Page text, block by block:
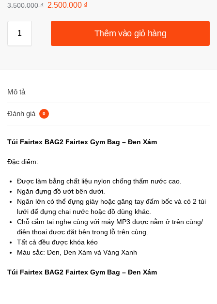
3.500.000₫ 2.500.000 ₫
Thêm vào giỏ hàng
Mô tả
Đánh giá 0
Túi Fairtex BAG2 Fairtex Gym Bag – Đen Xám
Đặc điểm:
Được làm bằng chất liệu nylon chống thấm nước cao.
Ngăn đựng đồ ướt bên dưới.
Ngăn lớn có thể đựng giày hoặc găng tay đấm bốc và có 2 túi
lưới để đựng chai nước hoặc đồ dùng khác.
Chỗ cắm tai nghe cùng với máy MP3 được nằm ở trên cùng/
điện thoại được đặt bên trong lỗ trên cùng.
Tất cả đều được khóa kéo
Màu sắc: Đen, Đen Xám và Vàng Xanh
Túi Fairtex BAG2 Fairtex Gym Bag – Đen Xám